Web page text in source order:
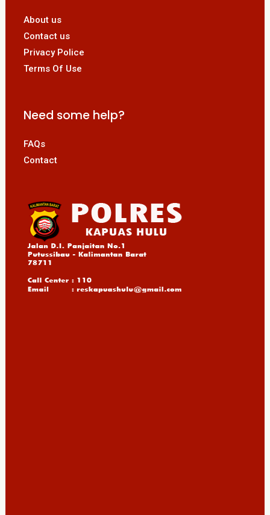
About us
Contact us
Privacy Police
Terms Of Use
Need some help?
FAQs
Contact